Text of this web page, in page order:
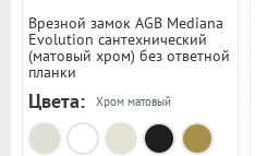
Врезной замок AGB Mediana
Evolution сантехнический
(матовый хром) без ответной
планки
Цвета: Хром матовый